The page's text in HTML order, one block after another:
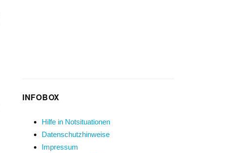
INFOBOX
Hilfe in Notsituationen
Datenschutzhinweise
Impressum